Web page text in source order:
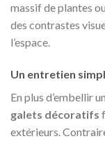
massif de plantes
des contrastes
l’espace.
Un entretien
En plus d’embellir
galets décoratifs
extérieurs.